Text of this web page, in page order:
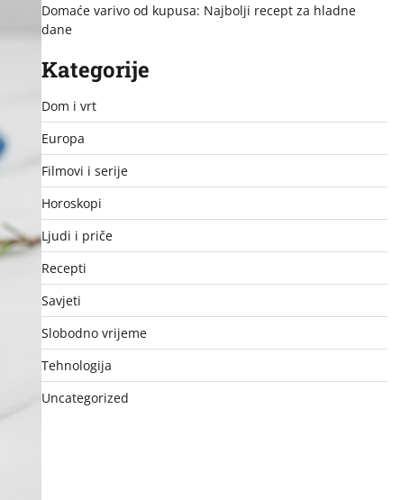
Domaće varivo od kupusa: Najbolji recept za hladne
dane
Kategorije
Dom i vrt
Europa
Filmovi i serije
Horoskopi
Ljudi i priče
Recepti
Savjeti
Slobodno vrijeme
Tehnologija
Uncategorized